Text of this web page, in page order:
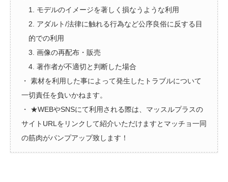
1. モデルのイメージを著しく損なうような利用
2. アダルト/法律に触れる行為など公序良俗に反する目
的での利用
3. 画像の再配布・販売
4. 著作者が不適切と判断した場合
・ 素材を利用した事によって発生したトラブルについて
一切責任を負いかねます。
・ ★WEBやSNSにて利用される際は、マッスルプラスの
サイトURLをリンクして紹介いただけますとマッチョ一同
の筋肉がパンプアップ致します！